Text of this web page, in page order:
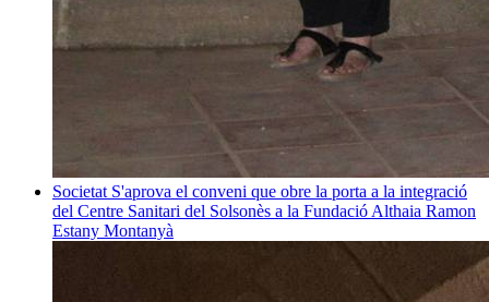
Societat S'aprova el conveni que obre la porta a la integració
del Centre Sanitari del Solsonès a la Fundació Althaia Ramon
Estany Montanyà